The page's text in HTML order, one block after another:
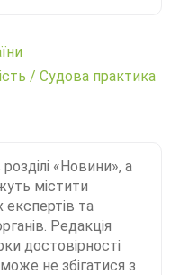
/ Судова практика
«Новини», а
містити
експертів та
Редакція
достовірності
не збігатися з